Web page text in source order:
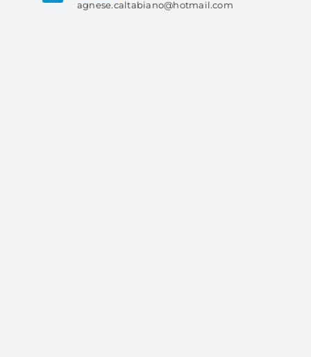
agnese.caltabiano@hotmail.com